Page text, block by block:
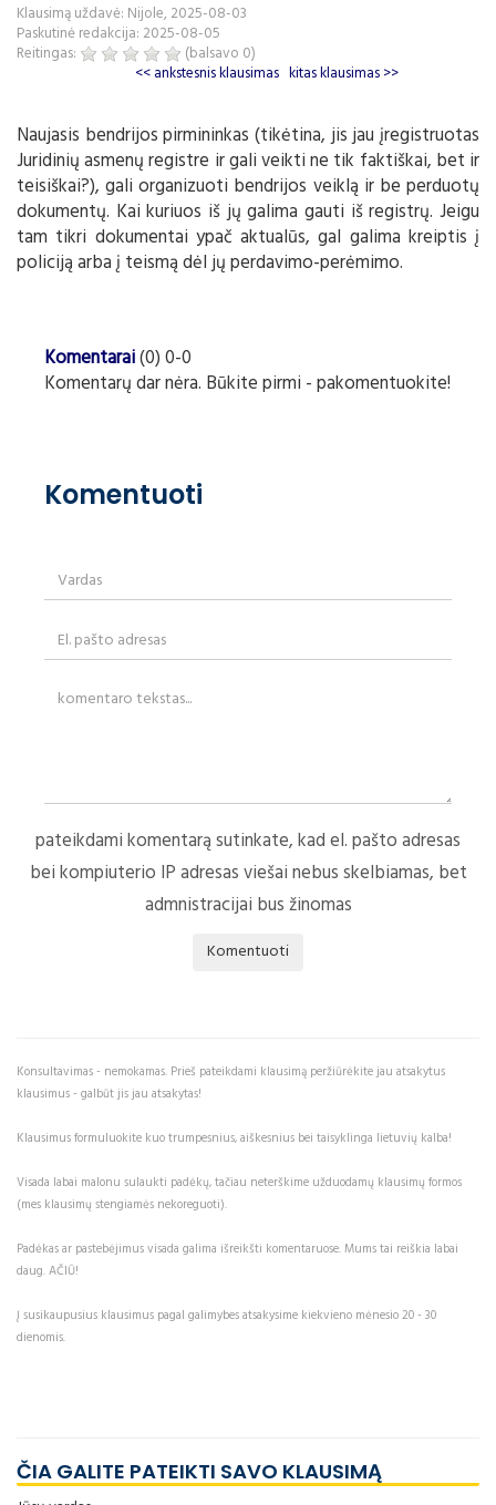
Klausimą uždavė: Nijole, 2025-08-03
Paskutinė redakcija: 2025-08-05
Reitingas:
(balsavo 0)
<< ankstesnis klausimas kitas klausimas >>
Naujasis bendrijos pirmininkas (tikėtina, jis jau įregistruotas
Juridinių asmenų registre ir gali veikti ne tik faktiškai, bet ir
teisiškai?), gali organizuoti bendrijos veiklą ir be perduotų
dokumentų. Kai kuriuos iš jų galima gauti iš registrų. Jeigu
tam tikri dokumentai ypač aktualūs, gal galima kreiptis į
policiją arba į teismą dėl jų perdavimo-perėmimo.
Komentarai(0) 0-0
Komentarų dar nėra. Būkite pirmi - pakomentuokite!
Komentuoti
pateikdami komentarą sutinkate, kad el. pašto adresas
bei kompiuterio IP adresas viešai nebus skelbiamas, bet
admnistracijai bus žinomas
Komentuoti
Konsultavimas - nemokamas. Prieš pateikdami klausimą peržiūrėkite jau atsakytus
klausimus - galbūt jis jau atsakytas!
Klausimus formuluokite kuo trumpesnius, aiškesnius bei taisyklinga lietuvių kalba!
Visada labai malonu sulaukti padėkų, tačiau neterškime užduodamų klausimų formos
(mes klausimų stengiamės nekoreguoti).
Padėkas ar pastebėjimus visada galima išreikšti komentaruose. Mums tai reiškia labai
daug. AČIŪ!
Į susikaupusius klausimus pagal galimybes atsakysime kiekvieno mėnesio 20 - 30
dienomis.
ČIA GALITE PATEIKTI SAVO KLAUSIMĄ